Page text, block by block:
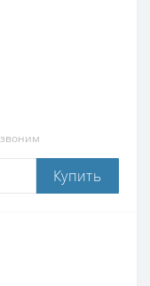
Купить